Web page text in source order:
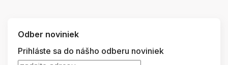
Odber noviniek
Prihláste sa do nášho odberu noviniek